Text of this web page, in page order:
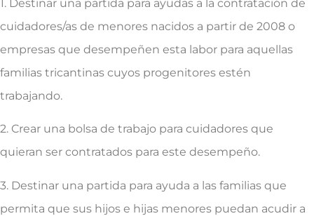
1. Destinar una partida para ayudas a la contratación de
cuidadores/as de menores nacidos a partir de 2008 o
empresas que desempeñen esta labor para aquellas
familias tricantinas cuyos progenitores estén
trabajando.
2. Crear una bolsa de trabajo para cuidadores que
quieran ser contratados para este desempeño.
3. Destinar una partida para ayuda a las familias que
permita que sus hijos e hijas menores puedan acudir a